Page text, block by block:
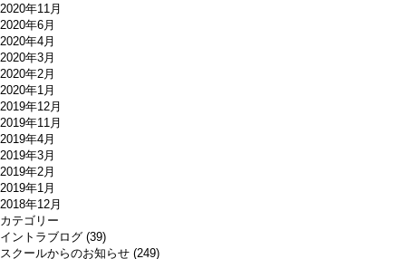
2020年11月
2020年6月
2020年4月
2020年3月
2020年2月
2020年1月
2019年12月
2019年11月
2019年4月
2019年3月
2019年2月
2019年1月
2018年12月
カテゴリー
イントラブログ (39)
スクールからのお知らせ (249)